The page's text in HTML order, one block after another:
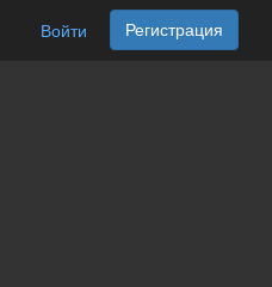
Войти Регистрация